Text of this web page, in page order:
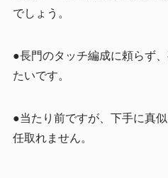
でしょう。
●長門のタッチ編成に頼らず
たいです。
●当たり前ですが、下手に真
任取れません。